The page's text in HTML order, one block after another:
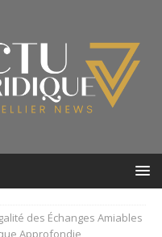
des Échanges Amiables
Approfondie